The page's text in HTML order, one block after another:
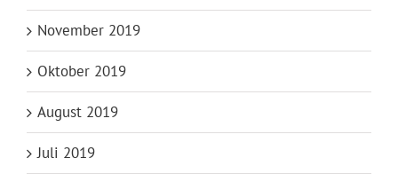
November 2019
Oktober 2019
August 2019
Juli 2019